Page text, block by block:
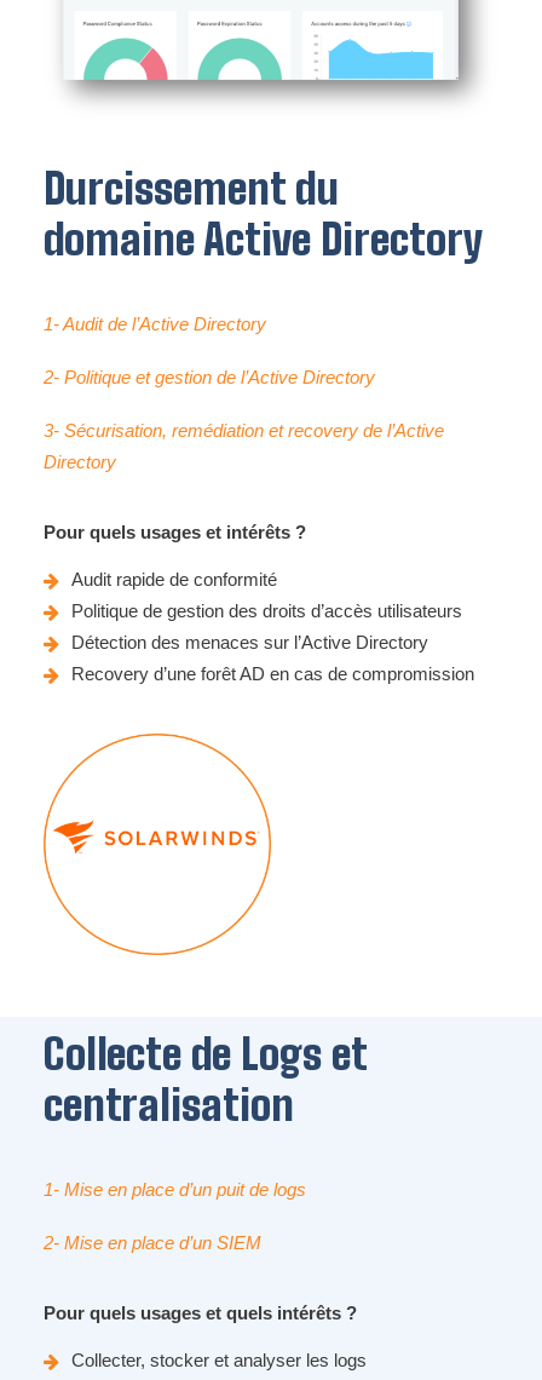
Durcissement du
domaine Active Directory
1- Audit de l’Active Directory
2- Politique et gestion de l’Active Directory
3- Sécurisation, remédiation et recovery de l’Active
Directory
Pour quels usages et intérêts ?
Audit rapide de conformité
Politique de gestion des droits d’accès utilisateurs
Détection des menaces sur l’Active Directory
Recovery d’une forêt AD en cas de compromission
Collecte de Logs et
centralisation
1- Mise en place d’un puit de logs
2- Mise en place d’un SIEM
Pour quels usages et quels intérêts ?
Collecter, stocker et analyser les logs